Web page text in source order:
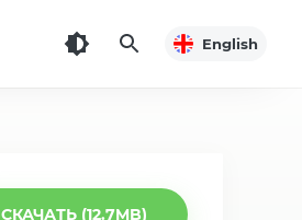
English
СКАЧАТЬ (12.7MB)